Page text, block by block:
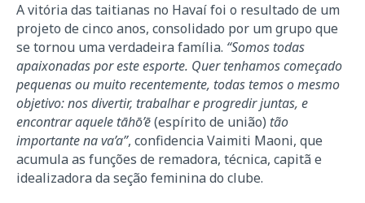
A vitória das taitianas no Havaí foi o resultado de um
projeto de cinco anos, consolidado por um grupo que
se tornou uma verdadeira família. “Somos todas
apaixonadas por este esporte. Quer tenhamos começado
pequenas ou muito recentemente, todas temos o mesmo
objetivo: nos divertir, trabalhar e progredir juntas, e
encontrar aquele tāhō’ē(espírito de união) tão
importante na va’a”, confidencia Vaimiti Maoni, que
acumula as funções de remadora, técnica, capitã e
idealizadora da seção feminina do clube.